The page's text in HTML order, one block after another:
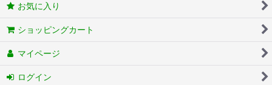
お気に入り
ショッピングカート
マイページ
ログイン